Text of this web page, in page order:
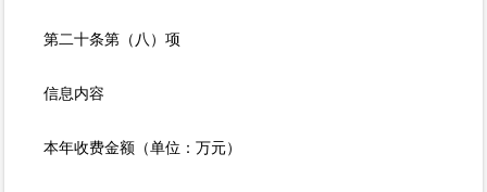
第二十条第（八）项
信息内容
本年收费金额（单位：万元）